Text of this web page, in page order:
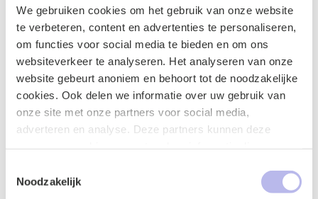
We gebruiken cookies om het gebruik van onze website
te verbeteren, content en advertenties te personaliseren,
om functies voor social media te bieden en om ons
websiteverkeer te analyseren. Het analyseren van onze
website gebeurt anoniem en behoort tot de noodzakelijke
cookies. Ook delen we informatie over uw gebruik van
onze site met onze partners voor social media,
adverteren en analyse. Deze partners kunnen deze
uw gebruik van hun services.
Noodzakelijk
worden ingesteld. Werkgevers zijn echter nog steeds
verantwoordelijk voor een veilige en gezonde werkplek
voor werknemers. De juridische mogelijkheden lijken
beperkt, maar de werkgever kan bijvoorbeeld wel
afspraken met de cliënt maken dat de kamer gelucht
moet worden voordat de hulpverlener op bezoek komt.
Ook kan de werkgever kijken of de hulpverleners die
rookvrij willen werken enkel bij niet-rokende cliënten
Conclusie